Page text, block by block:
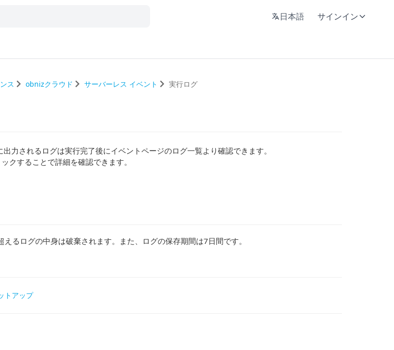
日本語 サインイン
ス obnizクラウド サーバーレス イベント 実行ログ
力されるログは実行完了後にイベントページのログ一覧より確認できます。
クすることで詳細を確認できます。
るログの中身は破棄されます。また、ログの保存期間は7日間です。
トアップ